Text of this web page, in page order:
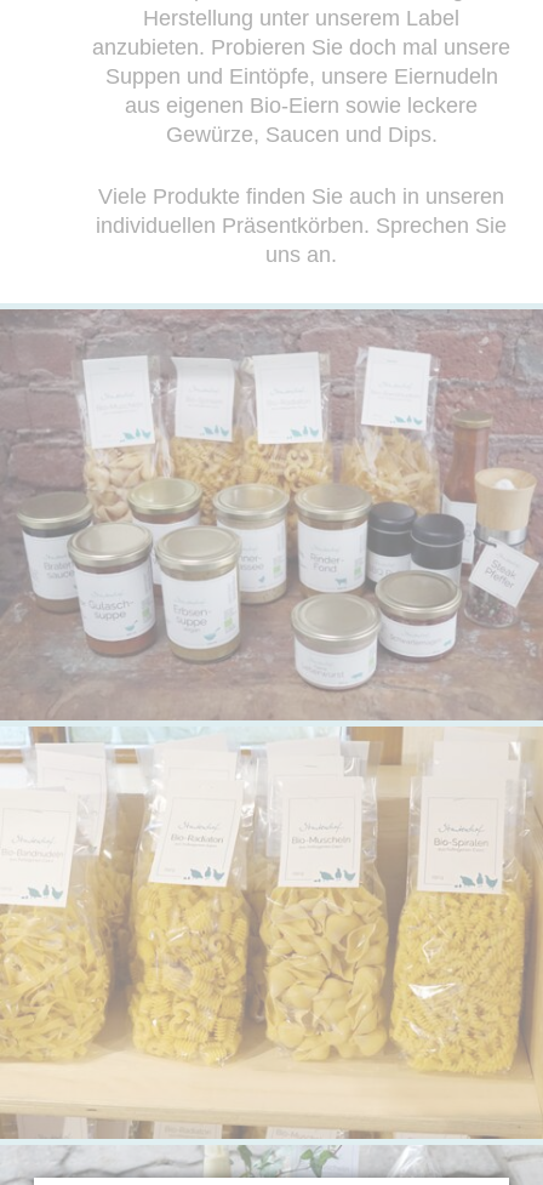
Herstellung unter unserem Label
anzubieten. Probieren Sie doch mal unsere
Suppen und Eintöpfe, unsere Eiernudeln
aus eigenen Bio-Eiern sowie leckere
Gewürze, Saucen und Dips.
Viele Produkte finden Sie auch in unseren
individuellen Präsentkörben. Sprechen Sie
uns an.